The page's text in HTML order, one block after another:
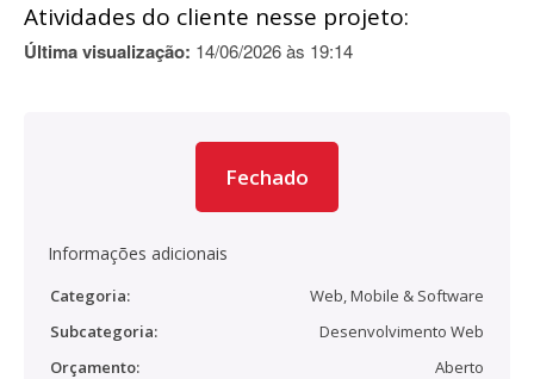
Atividades do cliente nesse projeto:
Última visualização: 14/06/2026 às 19:14
Fechado
Informações adicionais
Categoria:
Web, Mobile & Software
Subcategoria:
Desenvolvimento Web
Orçamento:
Aberto